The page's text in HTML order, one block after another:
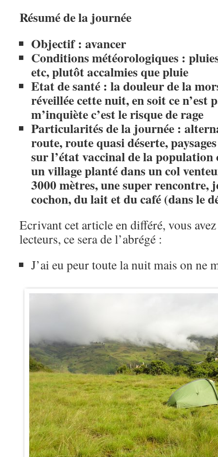
Résumé de la journée
Objectif : avancer
Conditions météorologiques :
etc, plutôt accalmies que pluie
Etat de santé : la douleur de la
réveillée cette nuit, en soit ce n’est
m’inquiète c’est le risque de rage
Particularités de la journée :
route, route quasi déserte,
sur l’état vaccinal de la population
un village planté dans un col
3000 mètres, une super rencontre,
cochon, du lait et du café (dans le
Ecrivant cet article en différé, vous
lecteurs, ce sera de l’abrégé :
J’ai eu peur toute la nuit mais on ne